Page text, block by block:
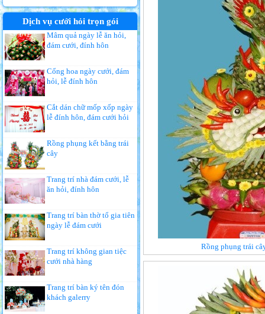
Dịch vụ cưới hỏi trọn gói
Mâm quả ngày lễ ăn hỏi,
đám cưới, đính hôn
Cổng hoa ngày cưới, đám
hỏi, lễ đính hôn
Cắt dán chữ mốp xốp ngày
lễ đính hôn, đám cưới hỏi
Rồng phụng kết bằng trái
cây
Trang trí nhà đám cưới, lễ
ăn hỏi, đính hôn
Trang trí bàn thờ tổ gia tiên
ngày lễ đám cưới
Trang trí không gian tiệc
cưới nhà hàng
Trang trí bàn ký tên đón
khách galerry
Rồng phụng trái